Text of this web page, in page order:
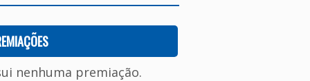
nenhuma premiação.